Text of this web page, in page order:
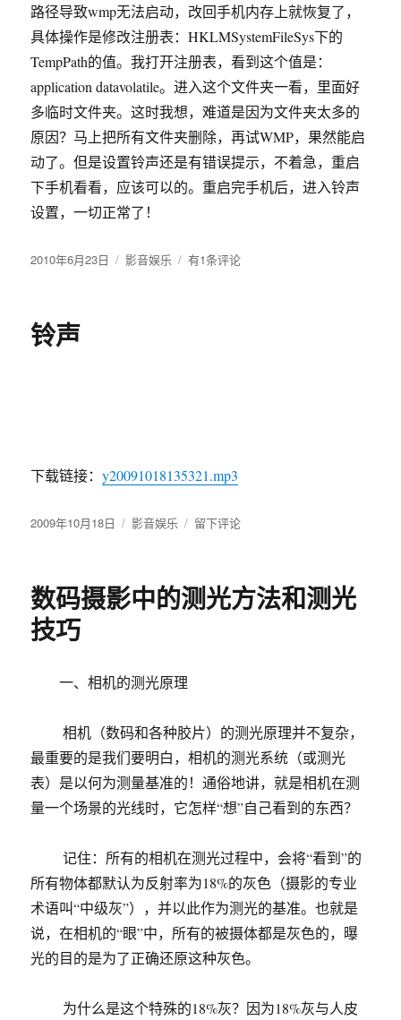
路径导致wmp无法启动，改回手机内存上就恢复了，
具体操作是修改注册表：HKLMSystemFileSys下的
TempPath的值。我打开注册表，看到这个值是：
application datavolatile。进入这个文件夹一看，里面好
多临时文件夹。这时我想，难道是因为文件夹太多的
原因？马上把所有文件夹删除，再试WMP，果然能启
动了。但是设置铃声还是有错误提示，不着急，重启
下手机看看，应该可以的。重启完手机后，进入铃声
设置，一切正常了！
发
2010年6月23日
分
影音娱乐
WM
坏
不
决
有1条评论
铃声
下载链接：y20091018135321.mp3
发
2009年10月18日
分
影音娱乐
于
留下评论
数码摄影中的测光方法和测光
技巧
一、相机的测光原理
相机（数码和各种胶片）的测光原理并不复杂，
最重要的是我们要明白，相机的测光系统（或测光
表）是以何为测量基准的！通俗地讲，就是相机在测
量一个场景的光线时，它怎样“想”自己看到的东西？
记住：所有的相机在测光过程中，会将“看到”的
所有物体都默认为反射率为18%的灰色（摄影的专业
术语叫“中级灰”），并以此作为测光的基准。也就是
说，在相机的“眼”中，所有的被摄体都是灰色的，曝
光的目的是为了正确还原这种灰色。
为什么是这个特殊的18%灰？因为18%灰与人皮